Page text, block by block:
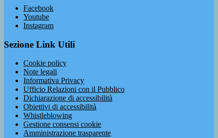
Facebook
Youtube
Instagram
Sezione Link Utili
Cookie policy
Note legali
Informativa Privacy
Ufficio Relazioni con il Pubblico
Dichiarazione di accessibilità
Obiettivi di accessibilità
Whistleblowing
Gestione consensi cookie
Amministrazione trasparente